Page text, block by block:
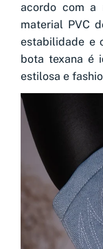
acordo com a
material PVC
estabilidade e
bota texana é
estilosa e